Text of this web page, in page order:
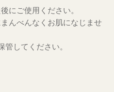
にご使用ください。
んべんなくお肌になじませ
してください。